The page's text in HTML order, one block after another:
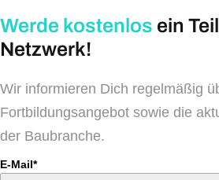
Werde kostenlos ein
Netzwerk!
Wir informieren Dich regelmäßig
Fortbildungsangebot sowie die
der Baubranche.
E-Mail*